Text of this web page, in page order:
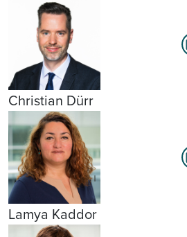
Christian Dürr
Lamya Kaddor